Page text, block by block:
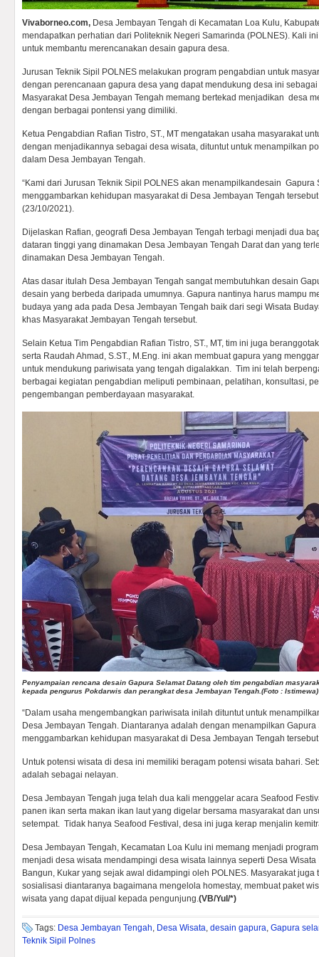
Vivaborneo.com, Desa Jembayan Tengah di Kecamatan Loa Kulu,
mendapatkan perhatian dari Politeknik Negeri Samarinda (POLNES). Kali
untuk membantu merencanakan desain gapura desa.
Jurusan Teknik Sipil POLNES melakukan program pengabdian untuk
dengan perencanaan gapura desa yang dapat mendukung desa ini
Masyarakat Desa Jembayan Tengah memang bertekad menjadikan desa
dengan berbagai pontensi yang dimiliki.
Ketua Pengabdian Rafian Tistro, ST., MT mengatakan usaha masyarakat
dengan menjadikannya sebagai desa wisata, dituntut untuk menampilkan
dalam Desa Jembayan Tengah.
“Kami dari Jurusan Teknik Sipil POLNES akan menampilkandesain Gapura
menggambarkan kehidupan masyarakat di Desa Jembayan Tengah
(23/10/2021).
Dijelaskan Rafian, geografi Desa Jembayan Tengah terbagi menjadi dua
dataran tinggi yang dinamakan Desa Jembayan Tengah Darat dan yang
dinamakan Desa Jembayan Tengah.
Atas dasar itulah Desa Jembayan Tengah sangat membutuhkan desain
desain yang berbeda daripada umumnya. Gapura nantinya harus mampu
budaya yang ada pada Desa Jembayan Tengah baik dari segi Wisata
khas Masyarakat Jembayan Tengah tersebut.
Selain Ketua Tim Pengabdian Rafian Tistro, ST., MT, tim ini juga
serta Raudah Ahmad, S.ST., M.Eng. ini akan membuat gapura yang
untuk mendukung pariwisata yang tengah digalakkan. Tim ini telah
berbagai kegiatan pengabdian meliputi pembinaan, pelatihan, konsultasi,
pengembangan pemberdayaan masyarakat.
Penyampaian rencana desain Gapura Selamat Datang oleh tim pengabdian
kepada pengurus Pokdarwis dan perangkat desa Jembayan Tengah.(Foto : Istimewa)
“Dalam usaha mengembangkan pariwisata inilah dituntut untuk
Desa Jembayan Tengah. Diantaranya adalah dengan menampilkan
menggambarkan kehidupan masyarakat di Desa Jembayan Tengah
Untuk potensi wisata di desa ini memiliki beragam potensi wisata bahari.
adalah sebagai nelayan.
Desa Jembayan Tengah juga telah dua kali menggelar acara Seafood
panen ikan serta makan ikan laut yang digelar bersama masyarakat dan
setempat. Tidak hanya Seafood Festival, desa ini juga kerap menjalin
Desa Jembayan Tengah, Kecamatan Loa Kulu ini memang menjadi
menjadi desa wisata mendampingi desa wisata lainnya seperti Desa
Bangun, Kukar yang sejak awal didampingi oleh POLNES. Masyarakat juga
sosialisasi diantaranya bagaimana mengelola homestay, membuat paket
wisata yang dapat dijual kepada pengunjung.(VB/Yul/*)
Tags: Desa Jembayan Tengah, Desa Wisata, desain gapura, Gapura
Teknik Sipil Polnes